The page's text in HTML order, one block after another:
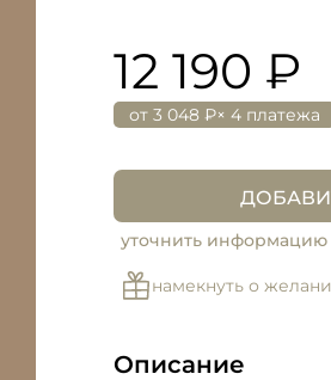
12 190 ₽
от 3 048 ₽× 4 платежа
уточнить информацию
намекнуть о
Описание